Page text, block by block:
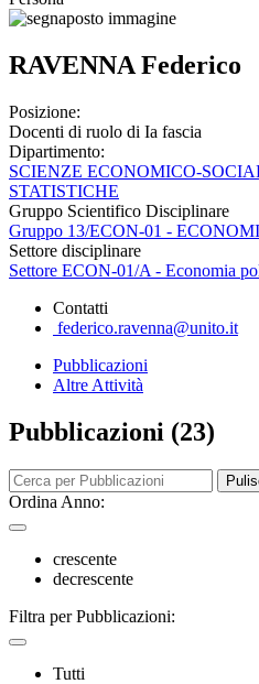
RAVENNA Federico
Posizione:
Docenti di ruolo di Ia fascia
Dipartimento:
SCIENZE ECONOMICO-
STATISTICHE
Gruppo Scientifico Disciplinare
Gruppo 13/ECON-01 -
Settore disciplinare
Settore ECON-01/A - Economia
Contatti
federico.ravenna@unito.it
Pubblicazioni
Altre Attività
Pubblicazioni (23)
Ordina Anno:
crescente
decrescente
Filtra per Pubblicazioni:
Tutti